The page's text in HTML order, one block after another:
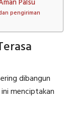
Palsu
pengiriman
dibangun
menciptakan